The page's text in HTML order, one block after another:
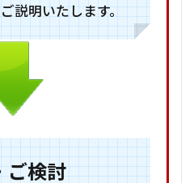
説明いたします。
ご検討